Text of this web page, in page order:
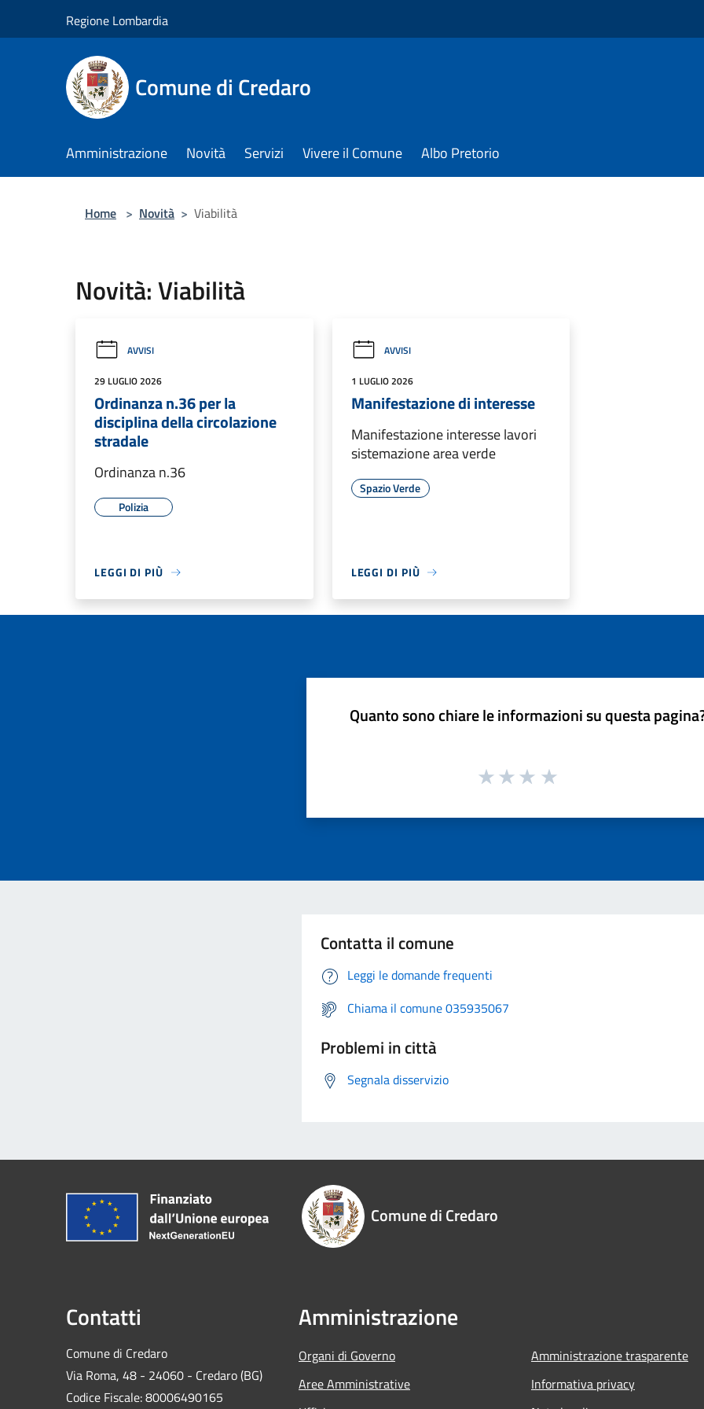
Regione Lombardia
Comune di Credaro
Amministrazione Novità Servizi Vivere il Comune Albo Pretorio
Home > Novità > Viabilità
Novità: Viabilità
AVVISI
29 LUGLIO 2026
Ordinanza n.36 per la
disciplina della circolazione
stradale
Ordinanza n.36
Polizia
LEGGI DI PIÙ
AVVISI
1 LUGLIO 2026
Manifestazione di interesse
Manifestazione interesse lavori
sistemazione area verde
Spazio Verde
LEGGI DI PIÙ
Quanto sono chiare le informazioni su questa
Contatta il comune
Leggi le domande frequenti
Chiama il comune 035935067
Problemi in città
Segnala disservizio
Comune di Credaro
Contatti
Comune di Credaro
Via Roma, 48 - 24060 - Credaro (BG)
Codice Fiscale: 80006490165
Amministrazione
Organi di Governo
Aree Amministrative
Amministrazione trasparente
Informativa privacy